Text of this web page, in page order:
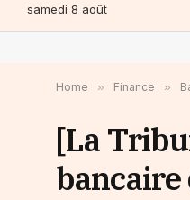
samedi 8 août
Home » Finance »
[La
bancaire